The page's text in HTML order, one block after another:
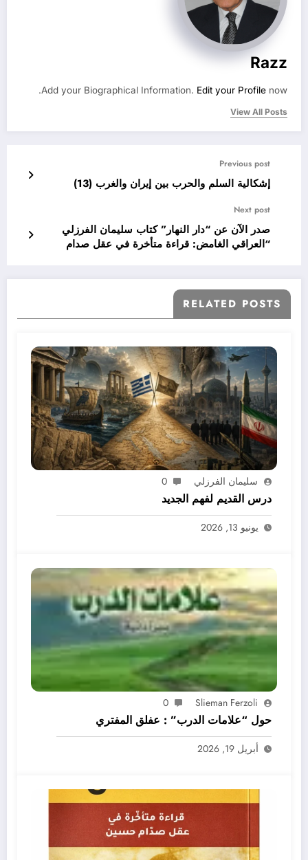
Razz
Add your Biographical Information. Edit your Profile now.
View All Posts
Previous post
إشكالية السلم والحرب بين إيران والغرب (13)
Next post
صدر الآن عن “دار النهار” كتاب سليمان الفرزلي
“العراقي الغامض: قراءة متأخرة في عقل صدام
RELATED POSTS
سليمان الفرزلي 0
درس القديم لفهم الجديد
يونيو 13, 2026
Slieman Ferzoli
0
حول “علامات الدرب” : عفلق المفتري
أبريل 19, 2026